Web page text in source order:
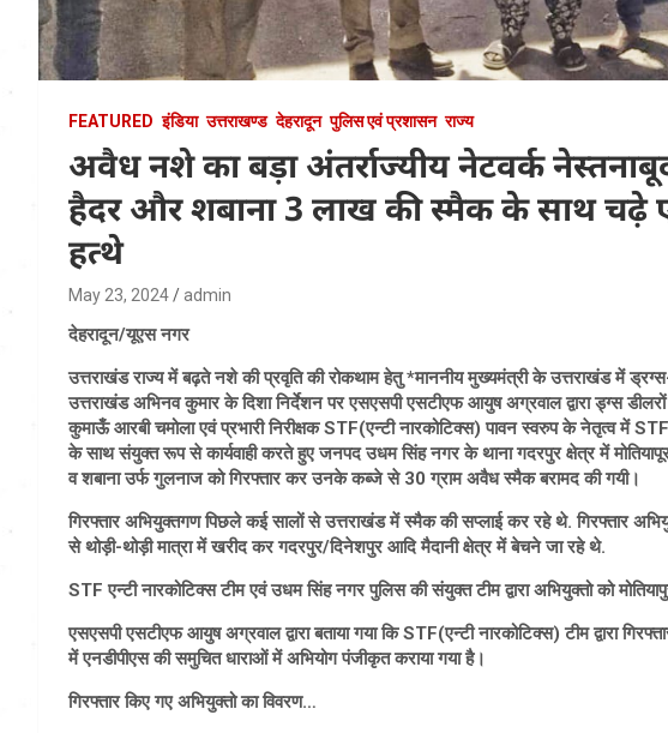
FEATURED इंडिया उत्तराखण्ड देहरादून पुलिस एवं प्रशासन राज्य
अवैध नशे का बड़ा अंतर्राज्यीय नेटवर्क
हैदर और शबाना 3 लाख की स्मैक के साथ
हत्थे
May 23, 2024 admin
देहरादून/यूएस नगर
उत्तराखंड राज्य में बढ़ते नशे की प्रवृति की रोकथाम हेतु *माननीय मुख्यमंत्री के उत्तराखंड में
उत्तराखंड अभिनव कुमार के दिशा निर्देशन पर एसएसपी एसटीएफ आयुष अग्रवाल द्वारा ड्ग्स
कुमाऊँ आरबी चमोला एवं प्रभारी निरीक्षक STF(एन्टी नारकोटिक्स) पावन स्वरुप के नेतृत्व में
के साथ संयुक्त रूप से कार्यवाही करते हुए जनपद उधम सिंह नगर के थाना गदरपुर क्षेत्र में
व शबाना उर्फ गुलनाज को गिरफ्तार कर उनके कब्जे से 30 ग्राम अवैध स्मैक बरामद की गयी।
गिरफ्तार अभियुक्तगण पिछले कई सालों से उत्तराखंड में स्मैक की सप्लाई कर रहे थे. गिरफ्तार
से थोड़ी-थोड़ी मात्रा में खरीद कर गदरपुर/दिनेशपुर आदि मैदानी क्षेत्र में बेचने जा रहे थे.
STF एन्टी नारकोटिक्स टीम एवं उधम सिंह नगर पुलिस की संयुक्त टीम द्वारा अभियुक्तो को
एसएसपी एसटीएफ आयुष अग्रवाल द्वारा बताया गया कि STF(एन्टी नारकोटिक्स) टीम द्वारा
में एनडीपीएस की समुचित धाराओं में अभियोग पंजीकृत कराया गया है।
गिरफ्तार किए गए अभियुक्तो का विवरण…